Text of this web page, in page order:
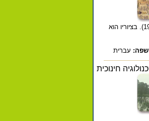
החלו לבנות את אחוזת בית שהיותה את הגרעין לעיר העברית הראשונה בארץ ישראל (1909). בציוריו הוא
שפה: עברית